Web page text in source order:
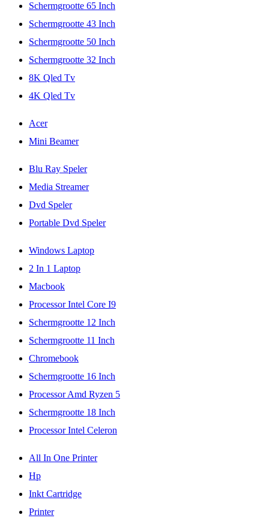
Schermgrootte 65 Inch
Schermgrootte 43 Inch
Schermgrootte 50 Inch
Schermgrootte 32 Inch
8K Qled Tv
4K Qled Tv
Acer
Mini Beamer
Blu Ray Speler
Media Streamer
Dvd Speler
Portable Dvd Speler
Windows Laptop
2 In 1 Laptop
Macbook
Processor Intel Core I9
Schermgrootte 12 Inch
Schermgrootte 11 Inch
Chromebook
Schermgrootte 16 Inch
Processor Amd Ryzen 5
Schermgrootte 18 Inch
Processor Intel Celeron
All In One Printer
Hp
Inkt Cartridge
Printer